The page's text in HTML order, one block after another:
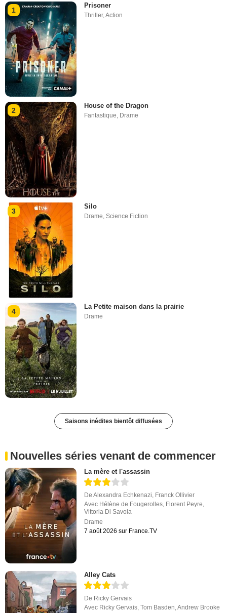
1
Prisoner
Thriller,Action
2
House of the Dragon
Fantastique, Drame
3
Silo
Drame ,Science Fiction
4
La Petite maison dans la prairie
Drame
Saisons inédites bientôt diffusées
Nouvelles séries venant de commencer
La mère et l'assassin
DeAlexandra Echkenazi, Franck Ollivier
Avec Hélène de Fougerolles, Florent Peyre,
Vittoria Di Savoia
Drame
7 août 2026 sur France.TV
Alley Cats
De Ricky Gervais
Avec Ricky Gervais ,Tom Basden ,Andrew Brooke